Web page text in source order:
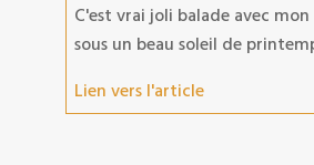
C'est vrai joli balade avec
sous un beau soleil de
Lien vers l'article